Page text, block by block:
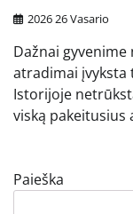
2026 26 Vasario
Dažnai
atradimai įvyksta
Istorijoje
viską
Paieška